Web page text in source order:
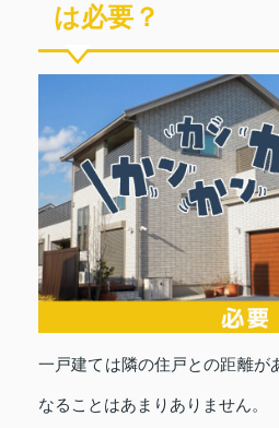
は必要？
一戸建ては隣の住戸との距離が
なることはあまりありません。